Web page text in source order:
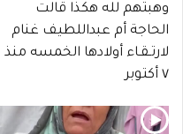
وهبتهم لله هكذا قالت
الحاجة أم عبداللطيف غنام
لارتـقـاء أولادها الخمسه منذ
٧ أكتوبر